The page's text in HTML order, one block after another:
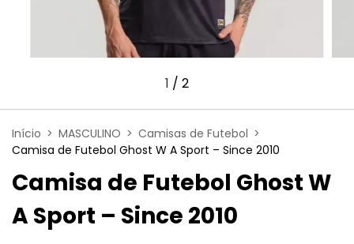
1 / 2
Início > MASCULINO > Camisas de Futebol >
Camisa de Futebol Ghost W A Sport – Since 2010
Camisa de Futebol Ghost W
A Sport – Since 2010